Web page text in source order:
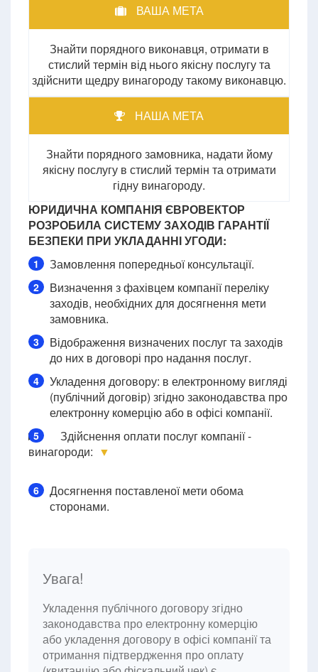
ВАША МЕТА
Знайти порядного виконавця, отримати в
стислий термін від нього якісну послугу та
здійснити щедру винагороду такому виконавцю.
НАША МЕТА
Знайти порядного замовника, надати йому
якісну послугу в стислий термін та отримати
гідну винагороду.
ЮРИДИЧНА КОМПАНІЯ ЄВРОВЕКТОР
РОЗРОБИЛА СИСТЕМУ ЗАХОДІВ ГАРАНТІЇ
БЕЗПЕКИ ПРИ УКЛАДАННІ УГОДИ:
1 Замовлення попередньої консультації.
2
Визначення з фахівцем компанії переліку
заходів, необхідних для досягнення мети
замовника.
3
Відображення визначених послуг та заходів
до них в договорі про надання послуг.
4
Укладення договору: в електронному вигляді
(публічний договір) згідно законодавства про
електронну комерцію або в офісі компанії.
5Здійснення оплати послуг компанії -
винагороди: ▼
6
Досягнення поставленої мети обома
сторонами.
Увага!
Укладення публічного договору згідно
законодавства про електронну комерцію
або укладення договору в офісі компанії та
отримання підтвердження про оплату